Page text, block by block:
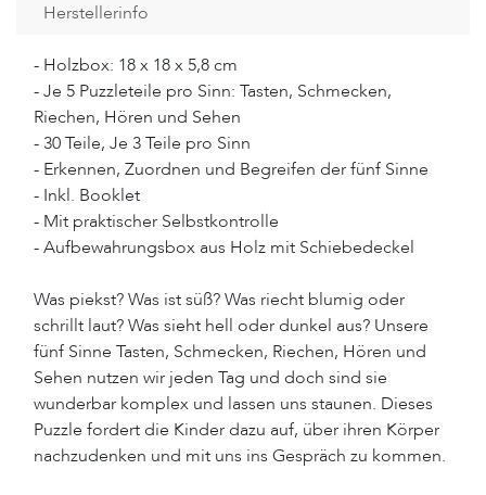
Herstellerinfo
- Holzbox: 18 x 18 x 5,8 cm
- Je 5 Puzzleteile pro Sinn: Tasten, Schmecken,
Riechen, Hören und Sehen
- 30 Teile, Je 3 Teile pro Sinn
- Erkennen, Zuordnen und Begreifen der fünf Sinne
- Inkl. Booklet
- Mit praktischer Selbstkontrolle
- Aufbewahrungsbox aus Holz mit Schiebedeckel
Was piekst? Was ist süß? Was riecht blumig oder
schrillt laut? Was sieht hell oder dunkel aus? Unsere
fünf Sinne Tasten, Schmecken, Riechen, Hören und
Sehen nutzen wir jeden Tag und doch sind sie
wunderbar komplex und lassen uns staunen. Dieses
Puzzle fordert die Kinder dazu auf, über ihren Körper
nachzudenken und mit uns ins Gespräch zu kommen.